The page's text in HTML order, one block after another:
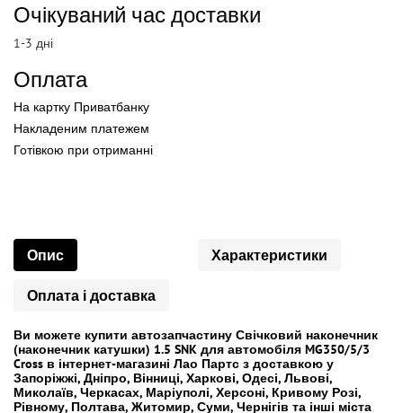
Очікуваний час доставки
1-3 дні
Оплата
На картку Приватбанку
Накладеним платежем
Готівкою при отриманні
Опис Характеристики
Оплата і доставка
Ви можете купити автозапчастину Свічковий наконечник
(наконечник катушки) 1.5 SNK для автомобіля MG350/5/3
Cross в інтернет-магазині Лао Партс з доставкою у
Запоріжжі, Дніпро, Вінниці, Харкові, Одесі, Львові,
Миколаїв, Черкасах, Маріуполі, Херсоні, Кривому Розі,
Рівному, Полтава, Житомир, Суми, Чернігів та інші міста